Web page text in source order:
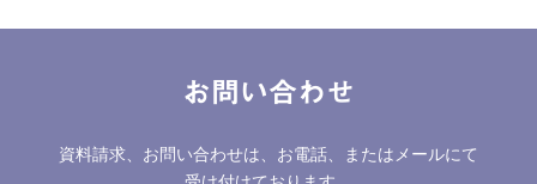
お問い合わせ
資料請求、お問い合わせは、お電話、またはメールにて